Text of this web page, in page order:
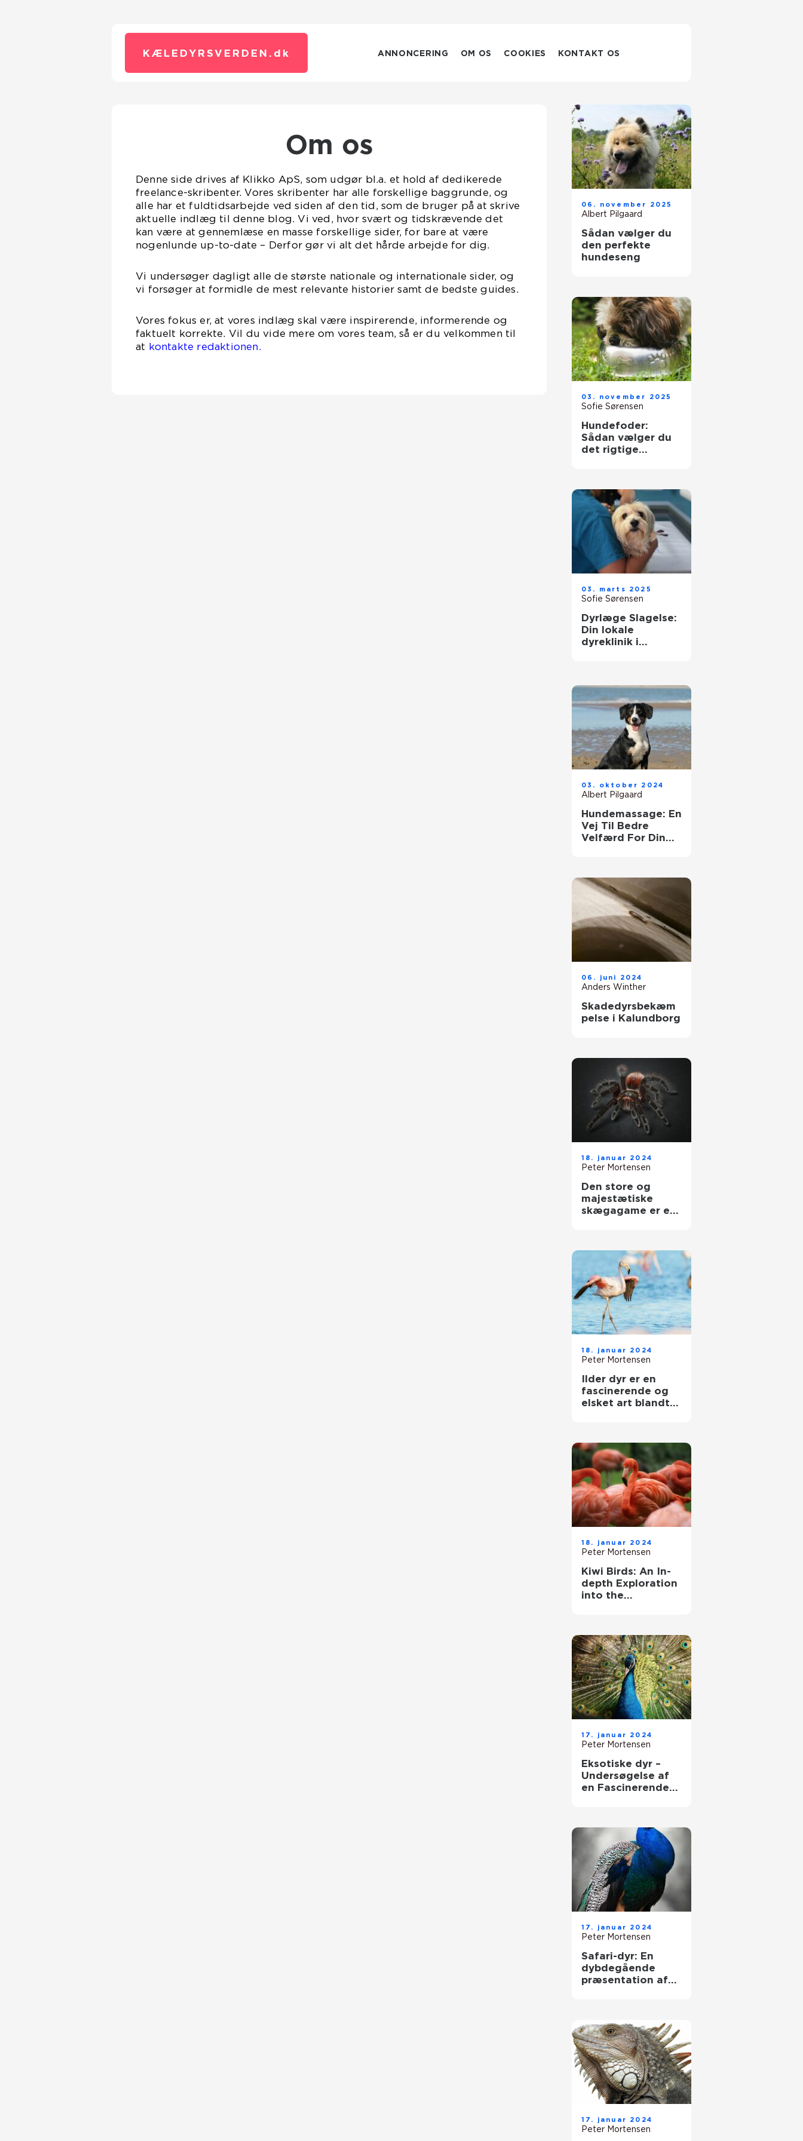
KÆLEDYRSVERDEN. dk ANNONCERING OM OS COOKIES KONTAKT OS
Om os
Denne side drives af Klikko ApS, som udgør bl.a. et hold af dedikerede
freelance-skribenter. Vores skribenter har alle forskellige baggrunde, og
alle har et fuldtidsarbejde ved siden af den tid, som de bruger på at skrive
aktuelle indlæg til denne blog. Vi ved, hvor svært og tidskrævende det
kan være at gennemlæse en masse forskellige sider, for bare at være
nogenlunde up-to-date – Derfor gør vi alt det hårde arbejde for dig.
Vi undersøger dagligt alle de største nationale og internationale sider, og
vi forsøger at formidle de mest relevante historier samt de bedste guides.
Vores fokus er, at vores indlæg skal være inspirerende, informerende og
faktuelt korrekte. Vil du vide mere om vores team, så er du velkommen til
at kontakte redaktionen.
06. november 2025
Albert Pilgaard
Sådan vælger du
den perfekte
hundeseng
03. november 2025
Sofie Sørensen
Hundefoder:
Sådan vælger du
det rigtige
03. marts 2025
Sofie Sørensen
Dyrlæge Slagelse:
Din lokale
dyreklinik i
03. oktober 2024
Albert Pilgaard
Hundemassage: En
Vej Til Bedre
Velfærd For Din
06. juni 2024
Anders Winther
Skadedyrsbekæm
pelse i Kalundborg
18. januar 2024
Peter Mortensen
Den store og
majestætiske
skægagame er en
18. januar 2024
Peter Mortensen
Ilder dyr er en
fascinerende og
elsket art blandt
18. januar 2024
Peter Mortensen
Kiwi Birds: An In-
depth Exploration
into the
Creatures
17. januar 2024
Peter Mortensen
Eksotiske dyr –
Undersøgelse af
en Fascinerende
17. januar 2024
Peter Mortensen
Safari-dyr: En
dybdegående
præsentation af
17. januar 2024
Peter Mortensen